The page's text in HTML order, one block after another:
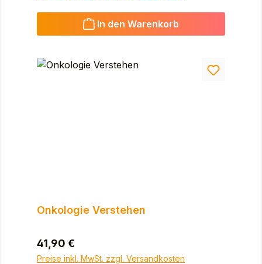
In den Warenkorb
Onkologie Verstehen
Regulärer Preis:
41,90 €
Preise inkl. MwSt. zzgl. Versandkosten